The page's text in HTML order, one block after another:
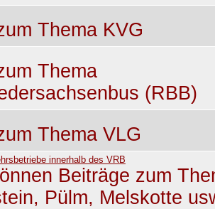
Thema KVG
Thema
(RBB)
Thema VLG
innerhalb des VRB
Beiträge zum
Pülm, Melskotte